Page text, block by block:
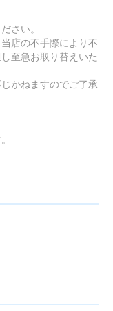
さい。
店の不手際により不
至急お取り替えいた
かねますのでご了承